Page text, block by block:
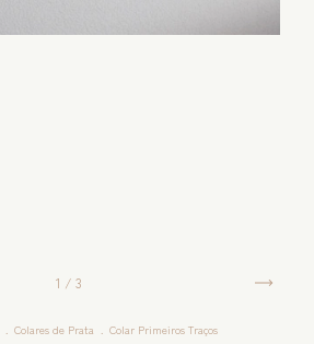
1 / 3
Colares de Prata Colar Primeiros Traços